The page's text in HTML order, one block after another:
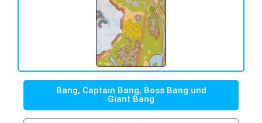
Bang, Captain Bang, Boss Bang und
Giant Bang